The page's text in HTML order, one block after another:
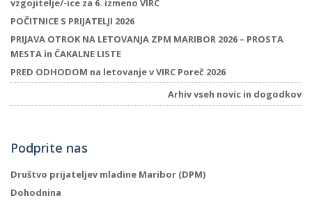
vzgojitelje/-ice za 6. izmeno VIRC
POČITNICE S PRIJATELJI 2026
PRIJAVA OTROK NA LETOVANJA ZPM MARIBOR 2026 – PROSTA
MESTA in ČAKALNE LISTE
PRED ODHODOM na letovanje v VIRC Poreč 2026
Arhiv vseh novic in dogodkov
Podprite nas
Društvo prijateljev mladine Maribor (DPM)
Dohodnina